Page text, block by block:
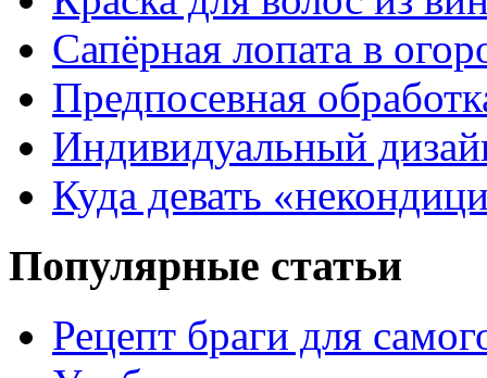
Сапёрная лопата в
Предпосевная
Индивидуальный
Куда девать
Популярные статьи
Рецепт браги для